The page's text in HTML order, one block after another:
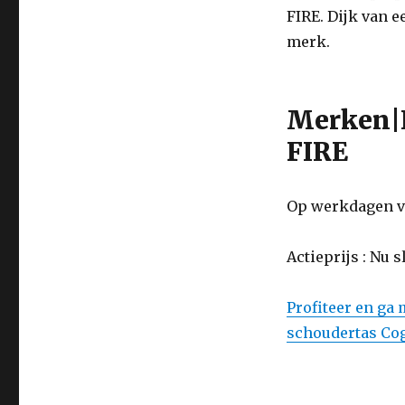
FIRE. Dijk van
merk.
FIRE
Op werkdagen
Actieprijs : Nu
Profiteer en ga
schoudertas